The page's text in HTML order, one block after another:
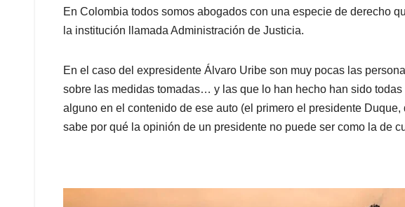
En Colombia todos somos abogados con una especie de derecho
la institución llamada Administración de Justicia.
En el caso del expresidente Álvaro Uribe son muy pocas las
sobre las medidas tomadas… y las que lo han hecho han sido
alguno en el contenido de ese auto (el primero el presidente
sabe por qué la opinión de un presidente no puede ser como la de